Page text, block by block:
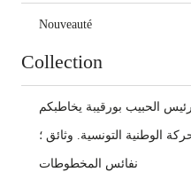
Nouveauté
Collection
الحبيب بورقيبة يخاطبكم
الوطنية التونسية. وثائق ؛
نفائس المخطوطات